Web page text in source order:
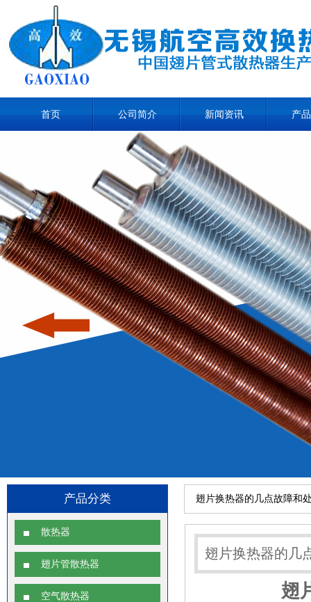
首页 公司简介 新闻资讯 产
产品分类
散热器
翅片管散热器
空气散热器
翅片换热器的几点故障和
翅片换热器的几
翅